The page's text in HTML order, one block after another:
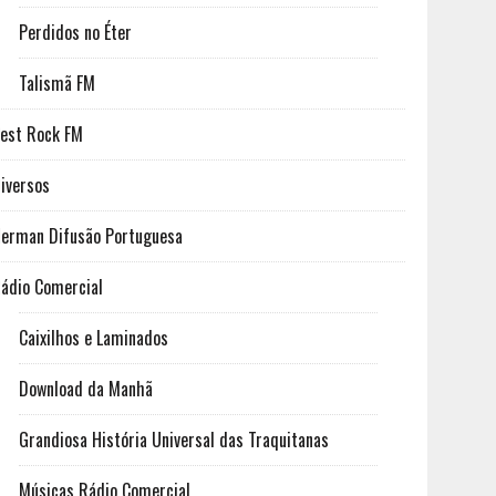
Perdidos no Éter
Talismã FM
Rock FM
Difusão Portuguesa
Comercial
Caixilhos e Laminados
Download da Manhã
Grandiosa História Universal das Traquitanas